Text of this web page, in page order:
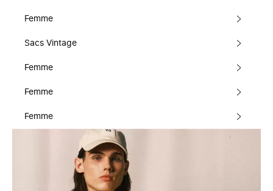
Femme
Sacs Vintage
Femme
Femme
Femme